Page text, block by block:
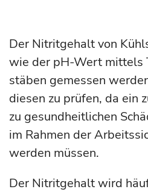
Der Nitritgehalt von
wie der pH-Wert mittels
stäben gemessen
diesen zu prüfen, da ein
zu gesundheitlichen
im Rahmen der
werden müssen.
Der Nitritgehalt wird